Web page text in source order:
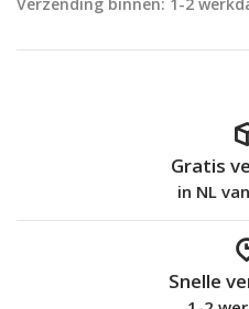
Gratis
in NL
Snelle